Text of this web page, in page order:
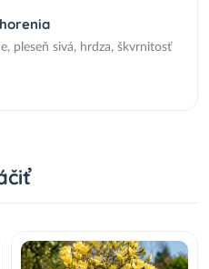
pleseň sivá, hrdza, škvrnitosť